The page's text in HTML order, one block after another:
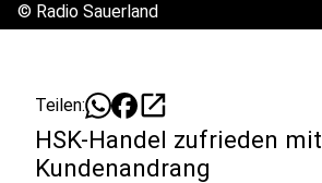
© Radio Sauerland
Teilen: open_in_new
HSK-Handel zufrieden mit
Kundenandrang